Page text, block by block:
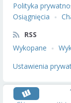
Polityka
Osiągnięcia
RSS
Wykopane
Ustawienia